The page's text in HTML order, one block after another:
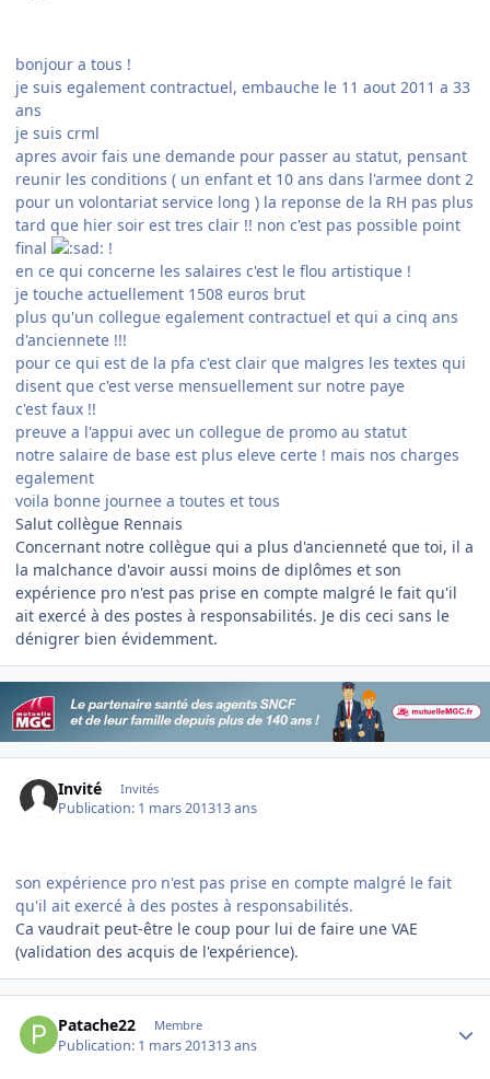
bonjour a tous !
je suis egalement contractuel, embauche le 11 aout 2011 a 33
ans
je suis crml
apres avoir fais une demande pour passer au statut, pensant
reunir les conditions ( un enfant et 10 ans dans l'armee dont 2
pour un volontariat service long ) la reponse de la RH pas plus
tard que hier soir est tres clair !! non c'est pas possible point
final
!
en ce qui concerne les salaires c'est le flou artistique !
je touche actuellement 1508 euros brut
plus qu'un collegue egalement contractuel et qui a cinq ans
d'anciennete !!!
pour ce qui est de la pfa c'est clair que malgres les textes qui
disent que c'est verse mensuellement sur notre paye
c'est faux !!
preuve a l'appui avec un collegue de promo au statut
notre salaire de base est plus eleve certe ! mais nos charges
egalement
voila bonne journee a toutes et tous
Salut collègue Rennais
Concernant notre collègue qui a plus d'ancienneté que toi, il a
la malchance d'avoir aussi moins de diplômes et son
expérience pro n'est pas prise en compte malgré le fait qu'il
ait exercé à des postes à responsabilités. Je dis ceci sans le
dénigrer bien évidemment.
Invité Invités
Publication: 1 mars 201313 ans
son expérience pro n'est pas prise en compte malgré le fait
qu'il ait exercé à des postes à responsabilités.
Ca vaudrait peut-être le coup pour lui de faire une VAE
(validation des acquis de l'expérience).
Patache22 Membre
Publication: 1 mars 201313 ans